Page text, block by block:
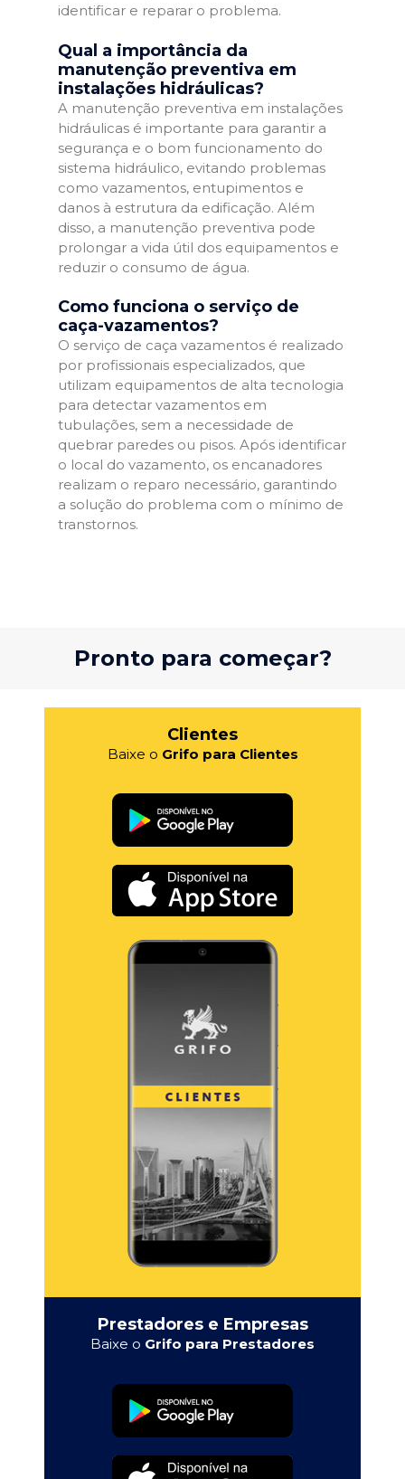
identificar e reparar o problema.
Qual a importância da
manutenção preventiva em
instalações hidráulicas?
A manutenção preventiva em instalações
hidráulicas é importante para garantir a
segurança e o bom funcionamento do
sistema hidráulico, evitando problemas
como vazamentos, entupimentos e
danos à estrutura da edificação. Além
disso, a manutenção preventiva pode
prolongar a vida útil dos equipamentos e
reduzir o consumo de água.
Como funciona o serviço de
caça-vazamentos?
O serviço de caça vazamentos é realizado
por profissionais especializados, que
utilizam equipamentos de alta tecnologia
para detectar vazamentos em
tubulações, sem a necessidade de
quebrar paredes ou pisos. Após identificar
o local do vazamento, os encanadores
realizam o reparo necessário, garantindo
a solução do problema com o mínimo de
transtornos.
Pronto para começar?
Clientes
Baixe o Grifo para Clientes
Prestadores e Empresas
Baixe o Grifo para Prestadores